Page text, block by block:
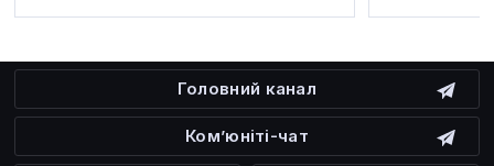
Головний канал
Ком’юніті-чат